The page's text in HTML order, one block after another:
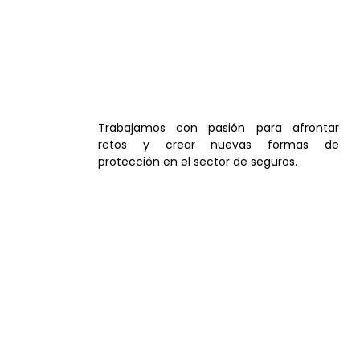
Trabajamos con pasión para afrontar
retos y crear nuevas formas de
protección en el sector de seguros.